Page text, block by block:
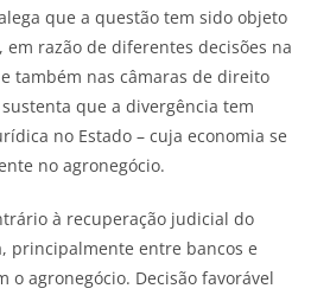
que a questão tem sido objeto
razão de diferentes decisões na
também nas câmaras de direito
que a divergência tem
no Estado – cuja economia se
no agronegócio.
à recuperação judicial do
principalmente entre bancos e
o agronegócio. Decisão favorável